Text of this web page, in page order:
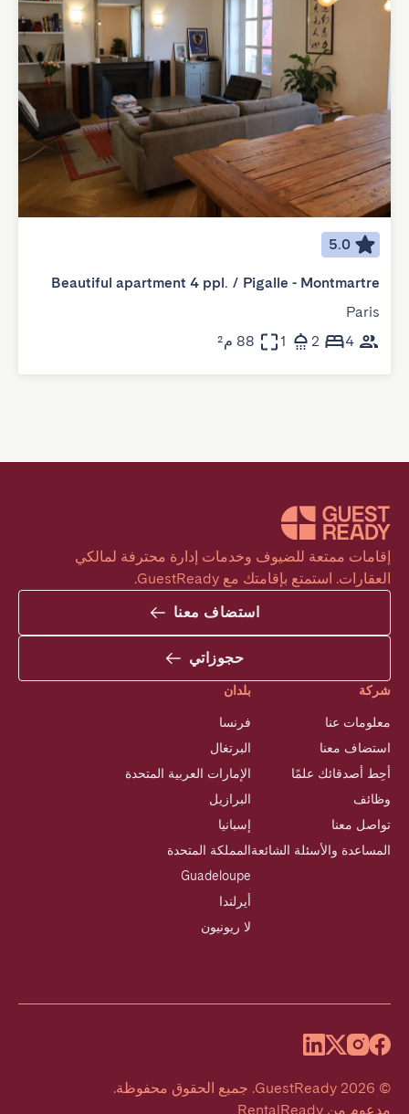
5.0
Beautiful apartment 4 ppl. / Pigalle - Montmartre
Paris
4
2
1 88 م²
العقارات. استمتع بإقامتك مع GuestReady.
استضاف معنا
حجوزاتي
شركة
معلومات عنا
استضاف معنا
أحِط أصدقائك علمًا
وظائف
تواصل معنا
المساعدة والأسئلة الشائعة
بلدان
فرنسا
البرتغال
الإمارات العربية المتحدة
البرازيل
إسبانيا
المملكة المتحدة
Guadeloupe
أيرلندا
لا ريونيون
©
2026
GuestReady
. جميع الحقوق محفوظة.
مدعوم من RentalReady